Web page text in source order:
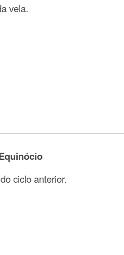
vela.
ciclo anterior.